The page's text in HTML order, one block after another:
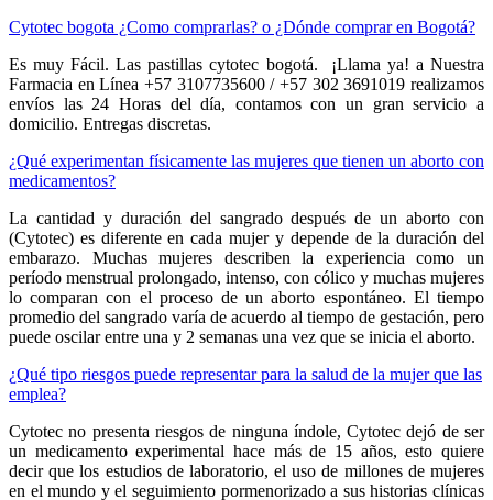
Cytotec bogota ¿Como comprarlas? o ¿Dónde comprar en Bogotá?
Es muy Fácil. Las pastillas cytotec bogotá. ¡Llama ya! a Nuestra
Farmacia en Línea +57 3107735600 / +57 302 3691019 realizamos
envíos las 24 Horas del día, contamos con un gran servicio a
domicilio. Entregas discretas.
¿Qué experimentan físicamente las mujeres que tienen un aborto con
medicamentos?
La cantidad y duración del sangrado después de un aborto con
(Cytotec) es diferente en cada mujer y depende de la duración del
embarazo. Muchas mujeres describen la experiencia como un
período menstrual prolongado, intenso, con cólico y muchas mujeres
lo comparan con el proceso de un aborto espontáneo. El tiempo
promedio del sangrado varía de acuerdo al tiempo de gestación, pero
puede oscilar entre una y 2 semanas una vez que se inicia el aborto.
¿Qué tipo riesgos puede representar para la salud de la mujer que las
emplea?
Cytotec no presenta riesgos de ninguna índole, Cytotec dejó de ser
un medicamento experimental hace más de 15 años, esto quiere
decir que los estudios de laboratorio, el uso de millones de mujeres
en el mundo y el seguimiento pormenorizado a sus historias clínicas